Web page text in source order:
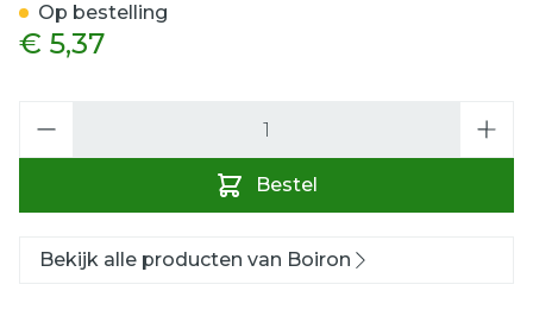
€ 5,37
Bestel
Op bestelling
Bekijk alle producten van Boiron